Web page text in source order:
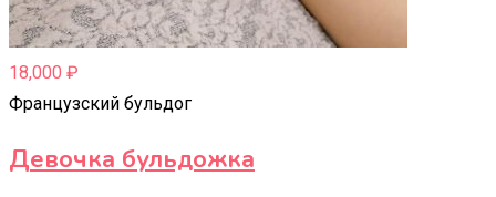
18,000 ₽
Французский бульдог
Девочка бульдожка